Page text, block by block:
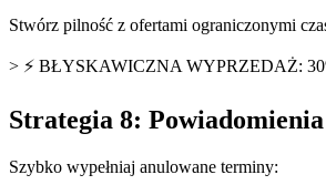
Stwórz pilność z ofertami ograniczonymi
> ⚡ BŁYSKAWICZNA WYPRZEDAŻ:
Strategia 8:
Szybko wypełniaj anulowane terminy: